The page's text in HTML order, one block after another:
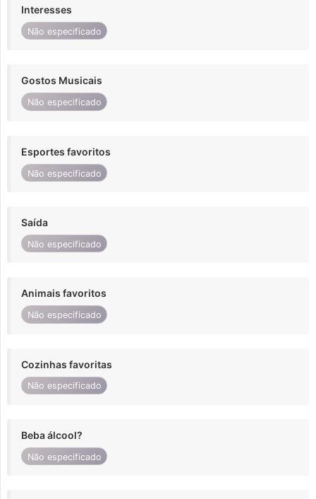
Interesses
Não especificado
Gostos Musicais
Não especificado
Esportes favoritos
Não especificado
Saída
Não especificado
Animais favoritos
Não especificado
Cozinhas favoritas
Não especificado
Beba álcool?
Não especificado